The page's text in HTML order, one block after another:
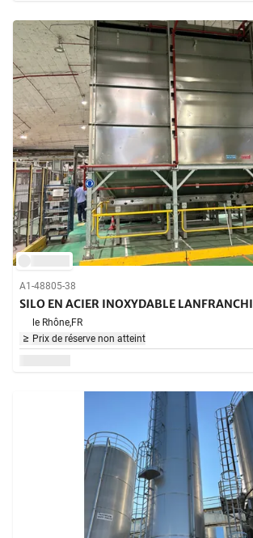
A1-48805-38
SILO EN ACIER INOXYDABLE LANFRANCHI
le Rhône,FR
Prix de réserve non atteint